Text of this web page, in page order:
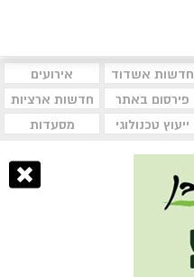
חדשות אשדוד
אירועים
פירסום באתר
חדשות ארציות
ייעוץ טכנולוגי מסעדות